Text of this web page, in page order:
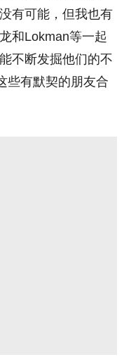
有可能，但我也有
和Lokman等一起
不断发掘他们的不
些有默契的朋友合